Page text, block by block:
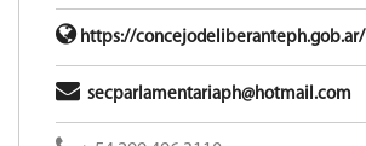
https://concejodeliberanteph.gob.ar/
secparlamentariaph@hotmail.com